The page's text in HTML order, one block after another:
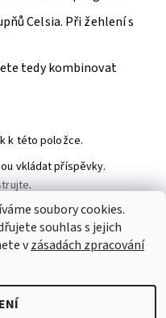
Celsia. Při žehlení s
tedy kombinovat
k této položce.
vkládat příspěvky.
.
Práce na doma
Prostěradla
práva vyhrazena
soubory cookies.
souhlas s jejich
vzásadách zpracování